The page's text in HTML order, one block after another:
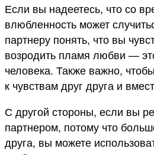
Если вы надеетесь, что со
влюбленность может
партнеру понять, что вы
возродить пламя любви —
человека. Также важно,
к чувствам друг друга и
С другой стороны, если вы
партнером, потому что
друга, вы можете